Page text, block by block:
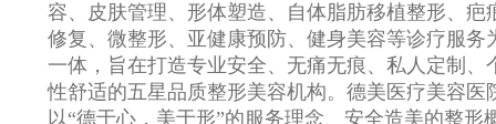
容、皮肤管理、形体塑造、自体脂肪移植整形、疤
修复、微整形、亚健康预防、健身美容等诊疗服务
一体，旨在打造专业安全、无痛无痕、私人定制、
性舒适的五星品质整形美容机构。德美医疗美容医
以“德于心，美于形”的服务理念、安全造美的整形